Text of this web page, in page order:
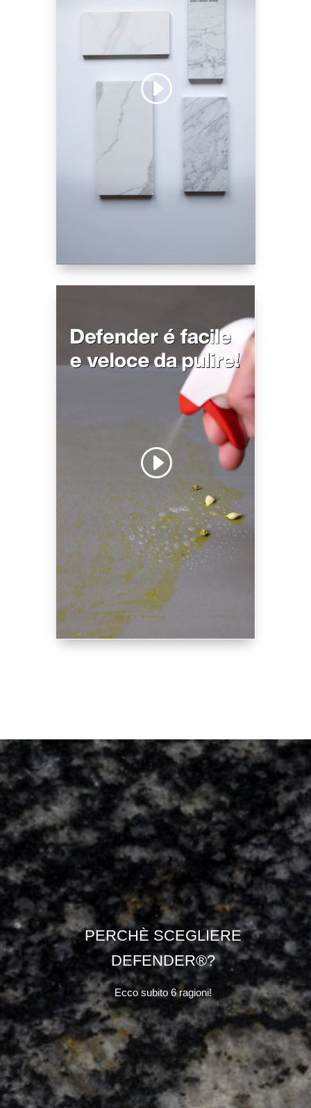
PERCHÈ SCEGLIERE
DEFENDER®?
Ecco subito 6 ragioni!